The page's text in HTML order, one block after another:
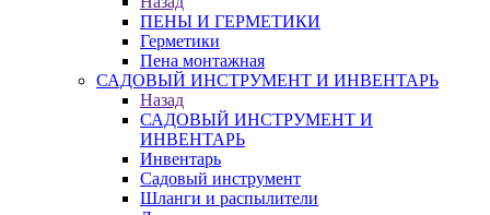
ПЕНЫ И ГЕРМЕТИКИ
Герметики
Пена монтажная
САДОВЫЙ ИНСТРУМЕНТ И ИНВЕНТАРЬ
Назад
САДОВЫЙ ИНСТРУМЕНТ И
ИНВЕНТАРЬ
Инвентарь
Садовый инструмент
Шланги и распылители